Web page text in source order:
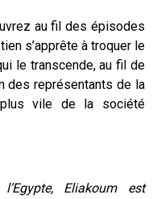
au fil des épisodes
s’apprête à troquer le
le transcende, au fil de
des représentants de la
vile de la société
Eliakoum est